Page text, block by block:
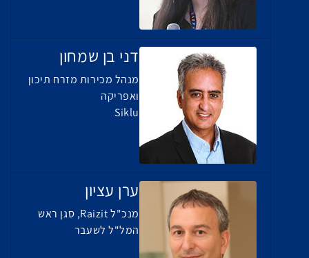
דני בן שמחון
מנהל מכירות מזרח תיכון
ואפריקה
Siklu
ערן עציון
מנכ"ל Raizit, סגן ראש
המל"ל לשעבר